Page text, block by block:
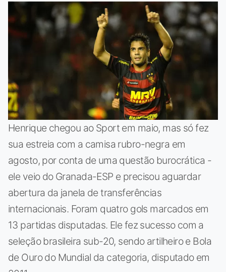
Henrique chegou ao Sport em maio, mas só fez
sua estreia com a camisa rubro-negra em
agosto, por conta de uma questão burocrática -
ele veio do Granada-ESP e precisou aguardar
abertura da janela de transferências
internacionais. Foram quatro gols marcados em
13 partidas disputadas. Ele fez sucesso com a
seleção brasileira sub-20, sendo artilheiro e Bola
de Ouro do Mundial da categoria, disputado em